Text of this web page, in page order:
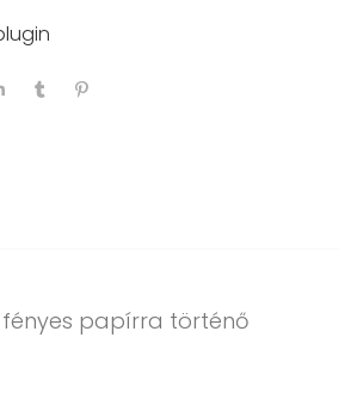
fényes papírra történő